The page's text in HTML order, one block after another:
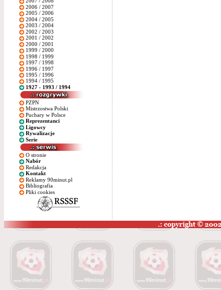
2006 / 2007
2005 / 2006
2004 / 2005
2003 / 2004
2002 / 2003
2001 / 2002
2000 / 2001
1999 / 2000
1998 / 1999
1997 / 1998
1996 / 1997
1995 / 1996
1994 / 1995
1927 - 1993 / 1994
PZPN
Mistrzostwa Polski
Puchary w Polsce
Reprezentanci
Ligowcy
Rywalizacje
Serie
O stronie
Nabór
Redakcja
Kontakt
Reklamy 90minut.pl
Bibliografia
Pliki cookies